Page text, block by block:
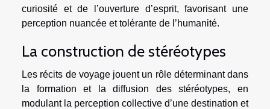
curiosité et de l’ouverture d’esprit, favorisant une
perception nuancée et tolérante de l’humanité.
La construction de stéréotypes
Les récits de voyage jouent un rôle déterminant dans
la formation et la diffusion des stéréotypes, en
modulant la perception collective d’une destination et